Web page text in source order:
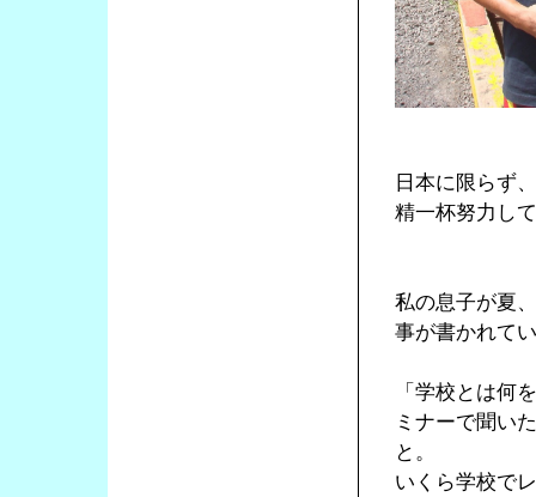
日本に限らず
精一杯努力し
私の息子が夏
事が書かれて
「学校とは何
ミナーで聞い
と。
いくら学校で